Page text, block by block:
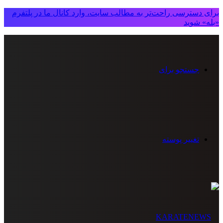
برای دسترسی راحت‌تر به مطالب سایت، وارد کانال ما در پلتفرم
«بله» شوید
جستجو برای
تغییر پوسته